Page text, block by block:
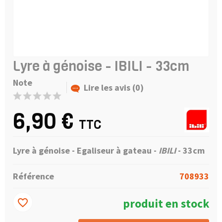
Lyre à génoise - IBILI - 33cm
Note Lire les avis (0)
6,90 € TTC
Lyre à génoise - Egaliseur à gateau - IBILI- 33cm
Référence 708933
produit en stock
favorite_border